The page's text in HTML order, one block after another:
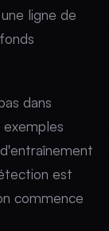
ligne de
dans
est
commence